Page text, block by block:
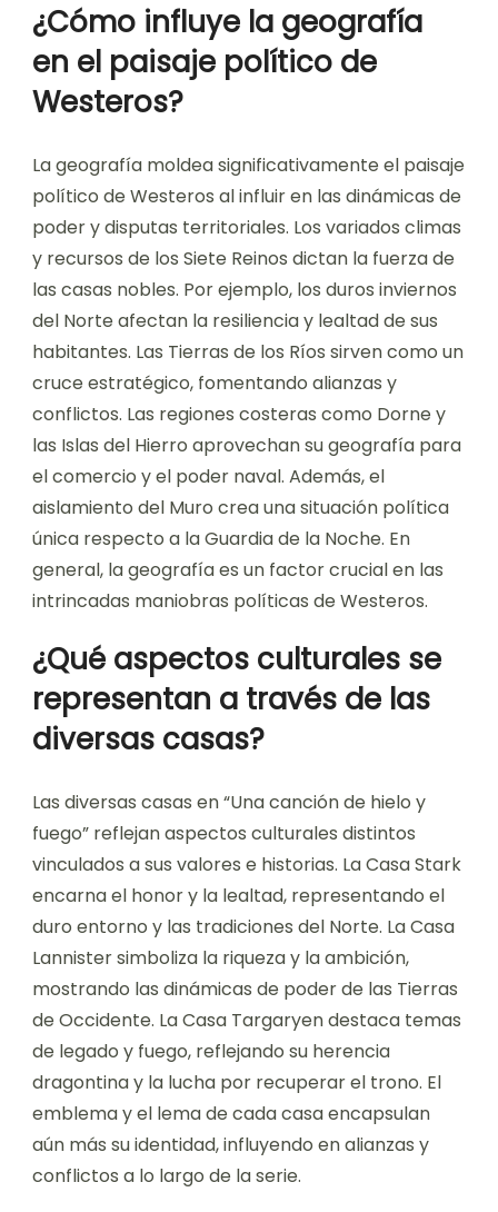
¿Cómo influye la geografía
en el paisaje político de
Westeros?
La geografía moldea significativamente el paisaje
político de Westeros al influir en las dinámicas de
poder y disputas territoriales. Los variados climas
y recursos de los Siete Reinos dictan la fuerza de
las casas nobles. Por ejemplo, los duros inviernos
del Norte afectan la resiliencia y lealtad de sus
habitantes. Las Tierras de los Ríos sirven como un
cruce estratégico, fomentando alianzas y
conflictos. Las regiones costeras como Dorne y
las Islas del Hierro aprovechan su geografía para
el comercio y el poder naval. Además, el
aislamiento del Muro crea una situación política
única respecto a la Guardia de la Noche. En
general, la geografía es un factor crucial en las
intrincadas maniobras políticas de Westeros.
¿Qué aspectos culturales se
representan a través de las
diversas casas?
Las diversas casas en “Una canción de hielo y
fuego” reflejan aspectos culturales distintos
vinculados a sus valores e historias. La Casa Stark
encarna el honor y la lealtad, representando el
duro entorno y las tradiciones del Norte. La Casa
Lannister simboliza la riqueza y la ambición,
mostrando las dinámicas de poder de las Tierras
de Occidente. La Casa Targaryen destaca temas
de legado y fuego, reflejando su herencia
dragontina y la lucha por recuperar el trono. El
emblema y el lema de cada casa encapsulan
aún más su identidad, influyendo en alianzas y
conflictos a lo largo de la serie.